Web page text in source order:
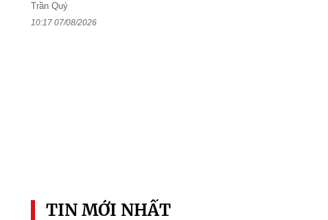
Trần Quý
10:17 07/08/2026
TIN MỚI NHẤT